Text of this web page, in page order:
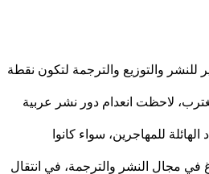
والتوزيع والترجمة لتكون نقطة
لاحظت انعدام دور نشر عربية
للمهاجرين، سواء كانوا
النشر والترجمة، في انتقال